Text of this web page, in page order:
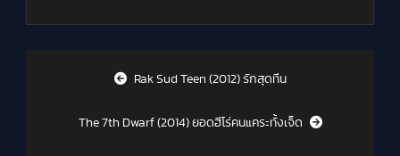
Post navigation Rak Sud Teen (2012) รักสุดทีน
The 7th Dwarf (2014) ยอดฮีโร่คนแคระทั้งเจ็ด